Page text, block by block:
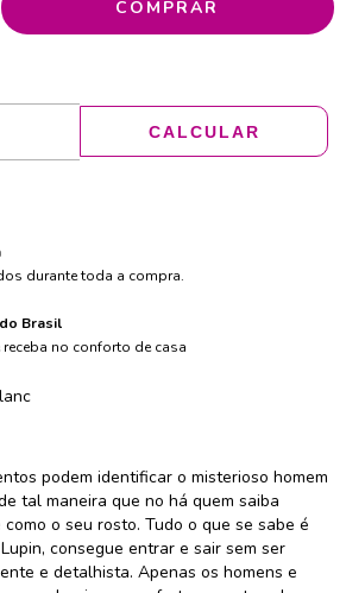
CALCULAR
durante toda a compra.
Brasil
no conforto de casa
podem identificar o misterioso homem
tal maneira que no há quem saiba
o seu rosto. Tudo o que se sabe é
consegue entrar e sair sem ser
e detalhista. Apenas os homens e